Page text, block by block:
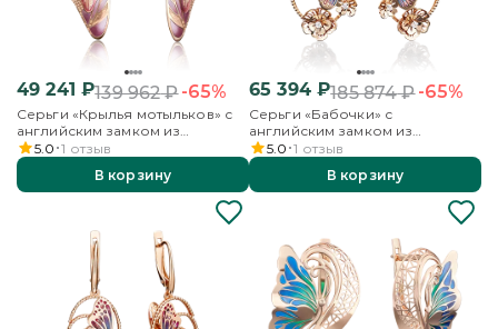
49 241 ₽139 962₽-65%
Серьги «Крылья мотыльков» с
английским замком из
красного золота с эмалью
5.0 1 отзыв
В корзину
65 394₽185 874₽-65%
Серьги «Бабочки» с
английским замком из
красного золота с фианитами и
эмалью
5.0 1 отзыв
В корзину